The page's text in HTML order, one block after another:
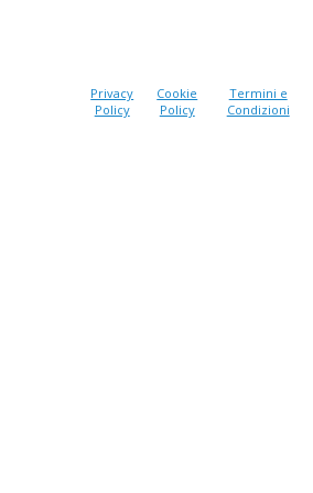
Privacy
Policy
Cookie
Policy
Termini e
Condizioni